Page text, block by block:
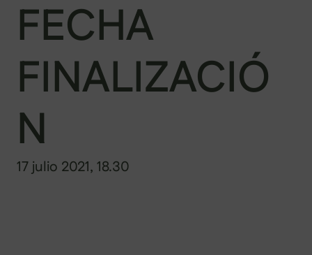
FECHA
FINALIZACIÓ
N
17 julio 2021, 18.30